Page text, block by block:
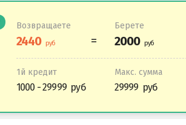
Возвращаете Берете
1й кредит
1000 - 29999
Макс. сумма
29999